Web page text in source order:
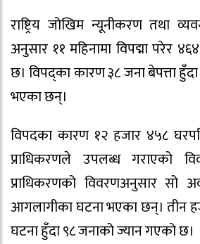
राष्ट्रिय जोखिम न्यूनीकरण तथा
अनुसार ११ महिनामा विपद्मा परेर
छ। विपद्का कारण ३८ जना बेपत्ता
भएका छन्।
विपदका कारण १२ हजार ४५८
प्राधिकरणले उपलब्ध गराएको
प्राधिकरणको विवरणअनुसार सो
आगलागीका घटना भएका छन्। तीन
घटना हुँदा ९८ जनाको ज्यान गएको छ।